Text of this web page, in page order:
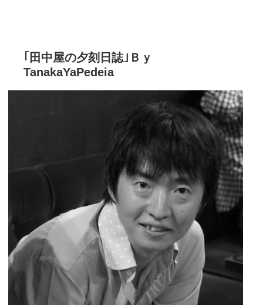
｢田中屋の夕刻日誌｣Ｂｙ
TanakaYaPedeia